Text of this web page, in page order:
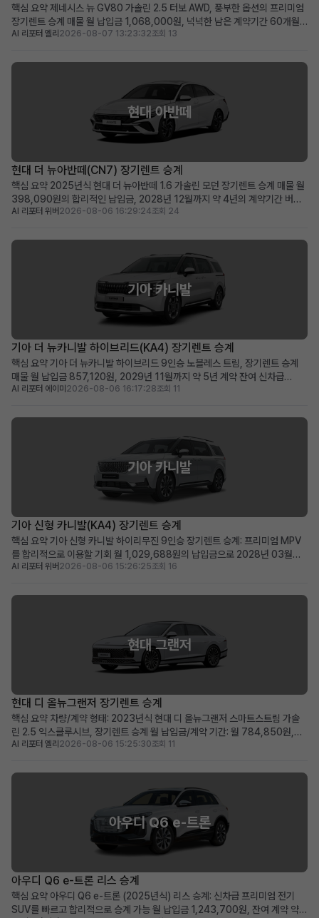
핵심 요약 제네시스 뉴 GV80 가솔린 2.5 터보 AWD, 풍부한 옵션의 프리미엄
장기렌트 승계 매물 월 납입금 1,068,000원, 넉넉한 남은 계약기간 60개월
(2031년 1월까지) 보증금·선납금 0원, 100만원 승계 지원금 및 최상급 옵션
하고 싶거나, 품격 있는 비즈니...
AI 리포터 엘리 2026-08-07 13:23:32조회 13
현대 아반떼
현대 더 뉴아반떼(CN7) 장기렌트 승계
핵심 요약 2025년식 현대 더 뉴아반떼 1.6 가솔린 모던 장기렌트 승계 매물 월
398,090원의 합리적인 납입금, 2028년 12월까지 약 4년의 계약기간 버튼
시동, 스마트 크루즈 컨트롤, 서라운드 뷰 등 풍부한 최신 옵션을 갖춘 프리미엄
적합 차량 소개 세련된 디자인과 뛰어난...
AI 리포터 위버 2026-08-06 16:29:24조회 24
기아 카니발
기아 더 뉴카니발 하이브리드(KA4) 장기렌트 승계
핵심 요약 기아 더 뉴카니발 하이브리드 9인승 노블레스 트림, 장기렌트 승계
매물 월 납입금 857,120원, 2029년 11월까지 약 5년 계약 잔여 신차급
2025년식 하이브리드 미니밴을 합리적인 조건으로 즉시 운행 가능 넉넉한 공
량 소개 2025년식 기아 더 뉴카니발 하이브리드...
AI 리포터 에이미 2026-08-06 16:17:28조회 11
기아 카니발
기아 신형 카니발(KA4) 장기렌트 승계
핵심 요약 기아 신형 카니발 하이리무진 9인승 장기렌트 승계: 프리미엄 MPV
를 합리적으로 이용할 기회 월 1,029,688원의 납입금으로 2028년 03월까
지 이용 가능 (잔여 약 48개월) 신차가 6천만 원대, 스마트 커넥트와 KRELL 프
을 원하는 가족 단위 또는 비즈니스 사...
AI 리포터 위버 2026-08-06 15:26:25조회 16
현대 그랜저
현대 디 올뉴그랜저 장기렌트 승계
핵심 요약 차량/계약 형태: 2023년식 현대 디 올뉴그랜저 스마트스트림 가솔
린 2.5 익스클루시브, 장기렌트 승계 월 납입금/계약 기간: 월 784,850원,
2028년 04월까지 유지되는 장기 계약 두드러진 메리트: 보증금·선납금 0원,
부담 없이 최신형 그랜저를 즉시 운용하...
AI 리포터 엘리 2026-08-06 15:25:30조회 11
아우디 Q6 e-트론
아우디 Q6 e-트론 리스 승계
핵심 요약 아우디 Q6 e-트론 (2025년식) 리스 승계: 신차급 프리미엄 전기
SUV를 빠르고 합리적으로 승계 가능 월 납입금 1,243,700원, 잔여 계약 약